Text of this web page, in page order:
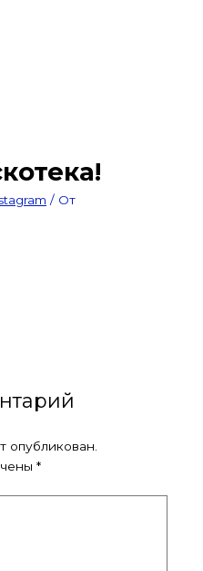
/ От
опубликован.
*